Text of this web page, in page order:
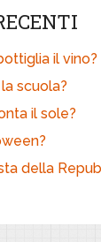
il vino?
scuola?
il sole?
della